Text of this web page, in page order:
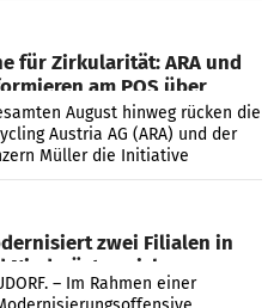
für Zirkularität: ARA und
am POS über
August hinweg rücken die
Austria AG (ARA) und der
Müller die Initiative
in allen österreichischen
zwei Filialen in
Niederösterreich
– Im Rahmen einer